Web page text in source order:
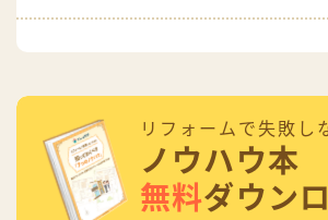
リフォームで失敗し
ノウハウ本
無料ダウン